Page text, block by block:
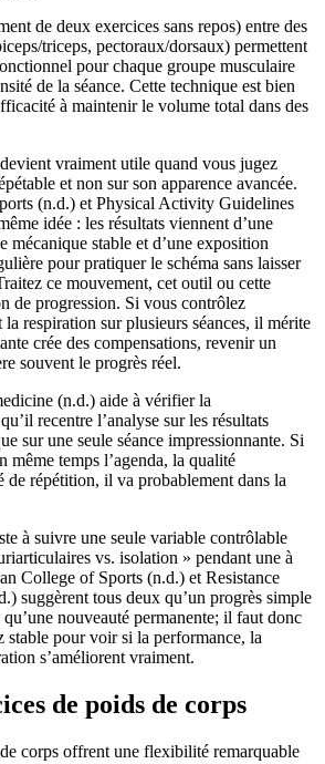
de deux exercices sans repos) entre des
triceps, pectoraux/dorsaux) permettent
pour chaque groupe musculaire
de la séance. Cette technique est bien
à maintenir le volume total dans des
vraiment utile quand vous jugez
et non sur son apparence avancée.
(n.d.) et Physical Activity Guidelines
idée : les résultats viennent d’une
mécanique stable et d’une exposition
pour pratiquer le schéma sans laisser
ce mouvement, cet outil ou cette
de progression. Si vous contrôlez
respiration sur plusieurs séances, il mérite
crée des compensations, revenir un
souvent le progrès réel.
(n.d.) aide à vérifier la
recentre l’analyse sur les résultats
sur une seule séance impressionnante. Si
même temps l’agenda, la qualité
de répétition, il va probablement dans la
à suivre une seule variable contrôlable
vs. isolation » pendant une à
College of Sports (n.d.) et Resistance
suggèrent tous deux qu’un progrès simple
nouveauté permanente; il faut donc
stable pour voir si la performance, la
s’améliorent vraiment.
de poids de corps
corps offrent une flexibilité remarquable